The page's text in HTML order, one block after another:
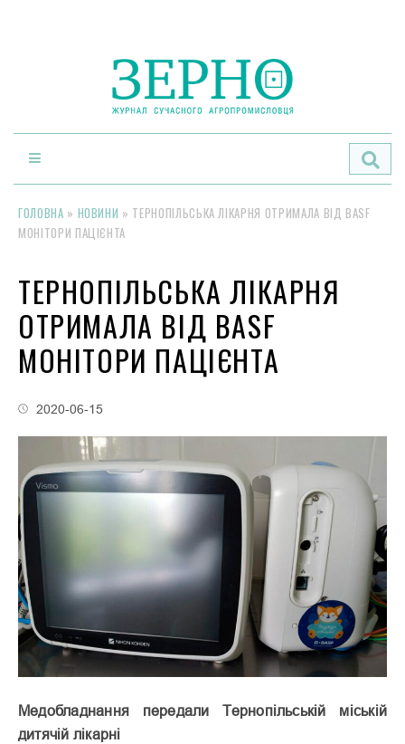
ГОЛОВНА » НОВИНИ » ТЕРНОПІЛЬСЬКА ЛІКАРНЯ ОТРИМАЛА ВІД BASF
МОНІТОРИ ПАЦІЄНТА
ТЕРНОПІЛЬСЬКА ЛІКАРНЯ
ОТРИМАЛА ВІД BASF
МОНІТОРИ ПАЦІЄНТА
2020-06-15
Медобладнання передали Тернопільській міській
дитячій лікарні